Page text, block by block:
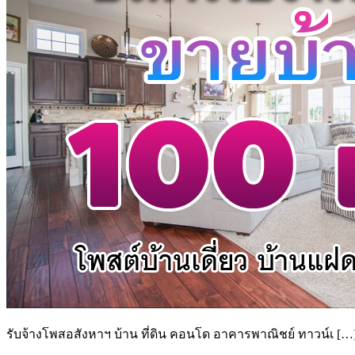
รับจ้างโพสอสังหาฯ บ้าน ที่ดิน คอนโด อาคารพาณิชย์ ทาวน์เ